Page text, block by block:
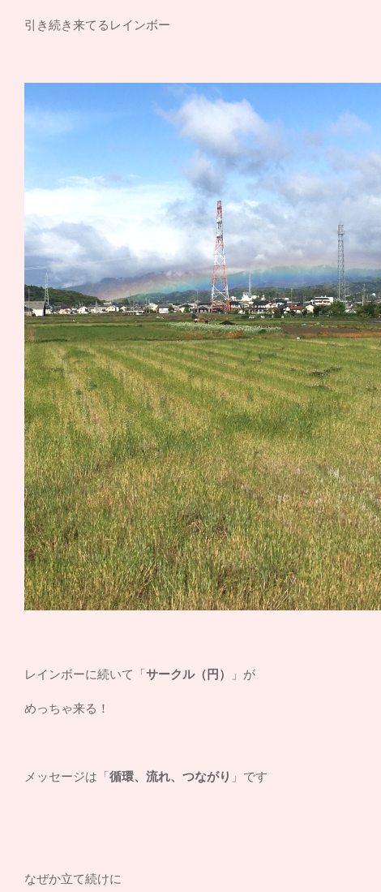
引き続き来てるレインボー
レインボーに続いて「サークル（円） 」が
めっちゃ来る！
メッセージは「循環、流れ、つながり 」です
なぜか立て続けに